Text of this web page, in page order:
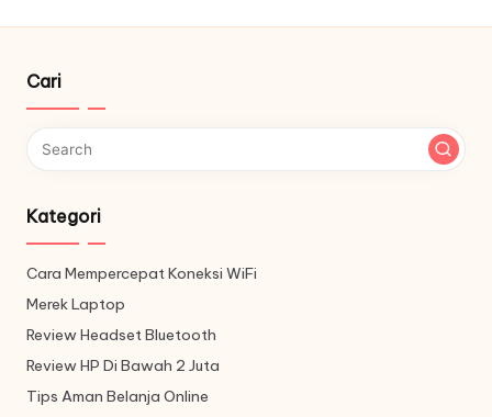
Cari
Kategori
Cara Mempercepat Koneksi WiFi
Merek Laptop
Review Headset Bluetooth
Review HP Di Bawah 2 Juta
Tips Aman Belanja Online